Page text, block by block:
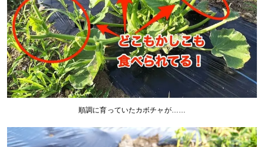
順調に育っていたカボチャが……